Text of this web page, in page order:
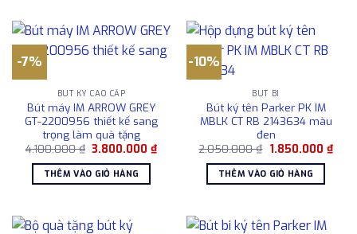
-7%
BÚT KÝ CAO CẤP
Bút máy IM ARROW GREY
GT-2200956 thiết kế sang
trọng làm quà tặng
4.100.000₫ Giá
là:
4.100.000 ₫.
3.800.000₫Giá
hiện
3.800.000 ₫.
THÊM VÀO GIỎ HÀNG
-10%
BÚT BI
Bút ký tên Parker PK IM
MBLK CT RB 2143634 màu
đen
2.050.000₫ Giá
là:
2.050.000 ₫.
1.850.000 ₫Giá
hiện
THÊM VÀO GIỎ HÀNG